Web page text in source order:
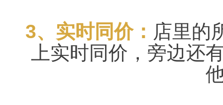
3、实时同价： 店里的
上实时同价，旁边还